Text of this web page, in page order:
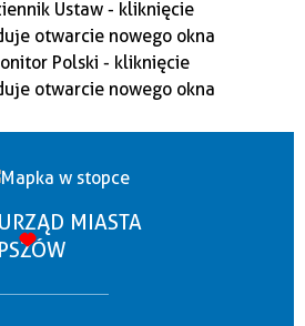
URZĄD MIASTA
PSZÓW